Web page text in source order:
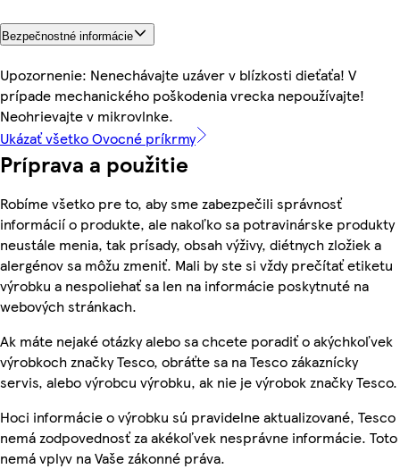
Bezpečnostné informácie
Upozornenie: Nenechávajte uzáver v blízkosti dieťaťa! V
prípade mechanického poškodenia vrecka nepoužívajte!
Neohrievajte v mikrovlnke.
Ukázať všetko Ovocné príkrmy
Príprava a použitie
Robíme všetko pre to, aby sme zabezpečili správnosť
informácií o produkte, ale nakoľko sa potravinárske produkty
neustále menia, tak prísady, obsah výživy, diétnych zložiek a
alergénov sa môžu zmeniť. Mali by ste si vždy prečítať etiketu
výrobku a nespoliehať sa len na informácie poskytnuté na
webových stránkach.
Ak máte nejaké otázky alebo sa chcete poradiť o akýchkoľvek
výrobkoch značky Tesco, obráťte sa na Tesco zákaznícky
servis, alebo výrobcu výrobku, ak nie je výrobok značky Tesco.
Hoci informácie o výrobku sú pravidelne aktualizované, Tesco
nemá zodpovednosť za akékoľvek nesprávne informácie. Toto
nemá vplyv na Vaše zákonné práva.